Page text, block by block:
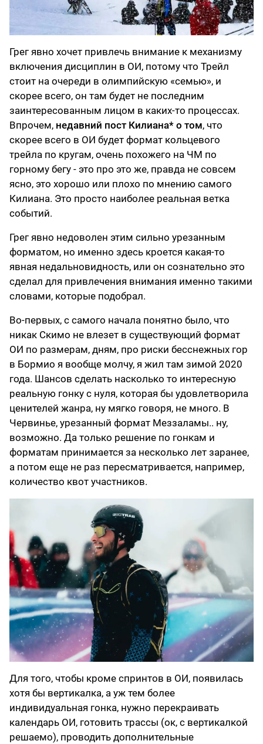
Грег явно хочет привлечь внимание к механизму
включения дисциплин в ОИ, потому что Трейл
стоит на очереди в олимпийскую «семью», и
скорее всего, он там будет не последним
заинтересованным лицом в каких-то процессах.
Впрочем, недавний пост Килиана* о том, что
скорее всего в ОИ будет формат кольцевого
трейла по кругам, очень похожего на ЧМ по
горному бегу - это про это же, правда не совсем
ясно, это хорошо или плохо по мнению самого
Килиана. Это просто наиболее реальная ветка
событий.
Грег явно недоволен этим сильно урезанным
форматом, но именно здесь кроется какая-то
явная недальновидность, или он сознательно это
сделал для привлечения внимания именно такими
словами, которые подобрал.
Во-первых, с самого начала понятно было, что
никак Скимо не влезет в существующий формат
ОИ по размерам, дням, про риски бесснежных гор
в Бормио я вообще молчу, я жил там зимой 2020
года. Шансов сделать насколько то интересную
реальную гонку с нуля, которая бы удовлетворила
ценителей жанра, ну мягко говоря, не много. В
Червинье, урезанный формат Меззаламы.. ну,
возможно. Да только решение по гонкам и
форматам принимается за несколько лет заранее,
а потом еще не раз пересматривается, например,
количество квот участников.
Для того, чтобы кроме спринтов в ОИ, появилась
хотя бы вертикалка, а уж тем более
индивидуальная гонка, нужно перекраивать
календарь ОИ, готовить трассы (ок, с вертикалкой
решаемо), проводить дополнительные